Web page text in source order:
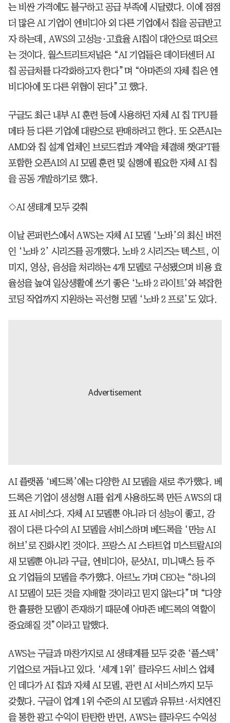
는 비싼 가격에도 불구하고 공급 부족에 시달렸다. 이에 점점
더 많은 AI 기업이 엔비디아 외 다른 기업에서 칩을 공급받고
자 하는데, AWS의 고성능·고효율 AI칩이 대안으로 떠오르
는 것이다. 월스트리트저널은 “AI 기업들은 데이터센터 AI
칩 공급처를 다각화하고자 한다”며 “아마존의 자체 칩은 엔
비디아에 또 다른 위협이 된다”고 했다.
구글도 최근 내부 AI 훈련 등에 사용하던 자체 AI 칩 TPU를
메타 등 다른 기업에 대량으로 판매하려고 한다. 또 오픈AI는
AMD와 칩 설계 업체인 브로드컴과 계약을 체결해 챗GPT를
포함한 오픈AI의 AI 모델 훈련 및 실행에 필요한 자체 AI 칩
을 공동 개발하기로 했다.
◇AI 생태계 모두 갖춰
이날 콘퍼런스에서 AWS는 자체 AI 모델 ‘노바’의 최신 버전
인 ‘노바 2’ 시리즈를 공개했다. 노바 2 시리즈는 텍스트, 이
미지, 영상, 음성을 처리하는 4개 모델로 구성됐으며 비용 효
율성을 높여 일상생활에 쓰기 좋은 ‘노바 2 라이트’와 복잡한
코딩 작업까지 지원하는 곡선형 모델 ‘노바 2 프로’도 있다.
AI 플랫폼 ‘베드록’에는 다양한 AI 모델을 새로 추가했다. 베
드록은 기업이 생성형 AI를 쉽게 사용하도록 만든 AWS의 대
표 AI 서비스다. 자체 AI 모델뿐 아니라 더 성능이 좋고, 강
점이 다른 다수의 AI 모델을 서비스하며 베드록을 ‘만능 AI
허브’로 진화시킨 것이다. 프랑스 AI 스타트업 미스트랄AI의
새 모델뿐 아니라 구글, 엔비디아, 문샷AI, 미니맥스 등 주
요 기업들의 모델을 추가했다. 아르노 가며 CEO는 “하나의
AI 모델이 모든 것을 지배할 것이라고 믿지 않는다”며 “다양
한 훌륭한 모델이 존재하기 때문에 아마존 베드록의 역할이
중요해질 것”이라고 말했다.
AWS는 구글과 마찬가지로 AI 생태계를 모두 갖춘 ‘풀스택’
기업으로 거듭나고 있다. ‘세계 1위’ 클라우드 서비스 업체
인 데다가 AI 칩과 자체 AI 모델, 관련 AI 서비스까지 모두
갖췄다. 구글이 업계 1위 수준의 AI 모델과 유튜브·서치엔진
을 통한 광고 수익이 탄탄한 반면, AWS는 클라우드 수익성